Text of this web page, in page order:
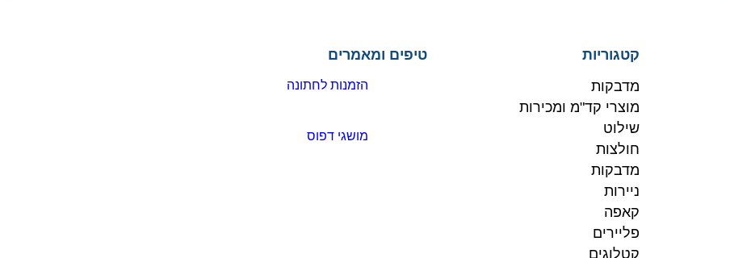
קטגוריות
מדבקות
מוצרי קד"מ ומכירות
שילוט
חולצות
מדבקות
ניירות
קאפה
פליירים
קטלוגים
טיפים ומאמרים
הזמנות לחתונה
מושגי דפוס